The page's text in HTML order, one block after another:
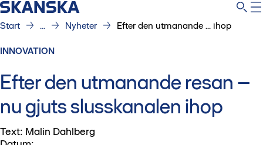
Start ... Nyheter Efter den utmanande ... ihop
INNOVATION
Efter den utmanande resan –
nu gjuts slusskanalen ihop
Text: Malin Dahlberg